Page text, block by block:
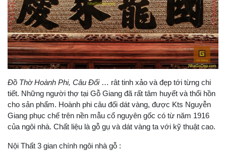
Đồ Thờ Hoành Phi, Câu Đối… rât tinh xảo và đẹp tới từng chi
tiết. Những người thợ tại Gỗ Giang đã rất tâm huyết và thổi hồn
cho sản phẩm. Hoành phi câu đối dát vàng, được Kts Nguyễn
Giang phục chế trên nền mẫu cổ nguyên gốc có từ năm 1916
của ngôi nhà. Chất liệu là gỗ gụ và dát vàng ta với kỹ thuật cao.
Nội Thất 3 gian chính ngôi nhà gỗ :